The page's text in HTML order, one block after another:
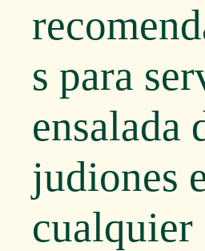
s para
ensalada
judiones
cualquier